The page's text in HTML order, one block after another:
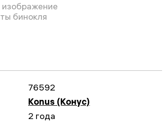
бинокля
76592
Konus (Конус)
2 года